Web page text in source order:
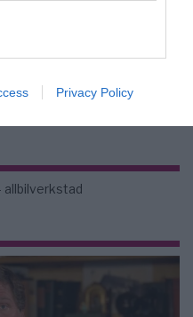
purposes in below Google
Privacy Policy
TV
allbilverkstad